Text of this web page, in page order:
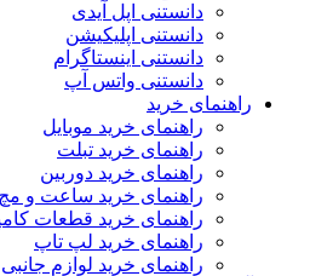
دانستنی اپل آیدی
دانستنی اپلیکیشن
دانستنی اینستاگرام
دانستنی واتس آپ
راهنمای خرید
راهنمای خرید موبایل
راهنمای خرید تبلت
راهنمای خرید دوربین
راهنمای خرید ساعت و
راهنمای خرید قطعات
راهنمای خرید لپ تاپ
راهنمای خرید لوازم جانبی